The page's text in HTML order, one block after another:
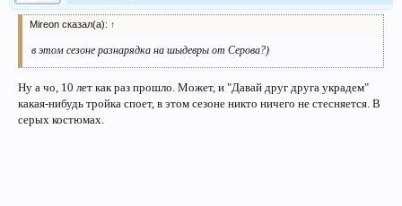
Mireon сказал(а): ↑
в этом сезоне разнарядка на шыдевры от Серова?)
Ну а чо, 10 лет как раз прошло. Может, и "Давай друг друга украдем"
какая-нибудь тройка споет, в этом сезоне никто ничего не стесняется. В
серых костюмах.